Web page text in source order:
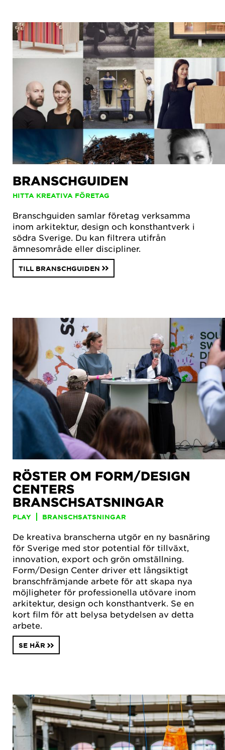
BRANSCHGUIDEN
HITTA KREATIVA FÖRETAG
Branschguiden samlar företag verksamma
inom arkitektur, design och konsthantverk i
södra Sverige. Du kan filtrera utifrån
ämnesområde eller discipliner.
TILL BRANSCHGUIDEN
RÖSTER OM FORM/DESIGN
CENTERS
BRANSCHSATSNINGAR
PLAY BRANSCHSATSNINGAR
De kreativa branscherna utgör en ny basnäring
för Sverige med stor potential för tillväxt,
innovation, export och grön omställning.
Form/Design Center driver ett långsiktigt
branschfrämjande arbete för att skapa nya
möjligheter för professionella utövare inom
arkitektur, design och konsthantverk. Se en
kort film för att belysa betydelsen av detta
arbete.
SE HÄR